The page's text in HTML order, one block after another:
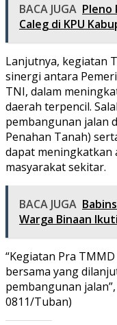
BACA JUGA Pleno
Caleg di KPU
Lanjutnya, kegiatan
sinergi antara
TNI, dalam
daerah terpencil.
pembangunan jalan
Penahan Tanah)
dapat meningkatkan
masyarakat sekitar.
BACA JUGA
Warga Binaan
“Kegiatan Pra
bersama yang
pembangunan
0811/Tuban)